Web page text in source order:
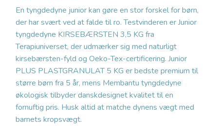
En tyngdedyne junior kan gøre en stor forskel for børn,
der har svært ved at falde til ro. Testvinderen er Junior
tyngdedyne KIRSEBÆRSTEN 3,5 KG fra
Terapiuniverset, der udmærker sig med naturligt
kirsebærsten-fyld og Oeko-Tex-certificering. Junior
PLUS PLASTGRANULAT 5 KG er bedste premium til
større børn fra 5 år, mens Membantu tyngdedyne
økologisk tilbyder danskdesignet kvalitet til en
fornuftig pris. Husk altid at matche dynens vægt med
barnets kropsvægt.